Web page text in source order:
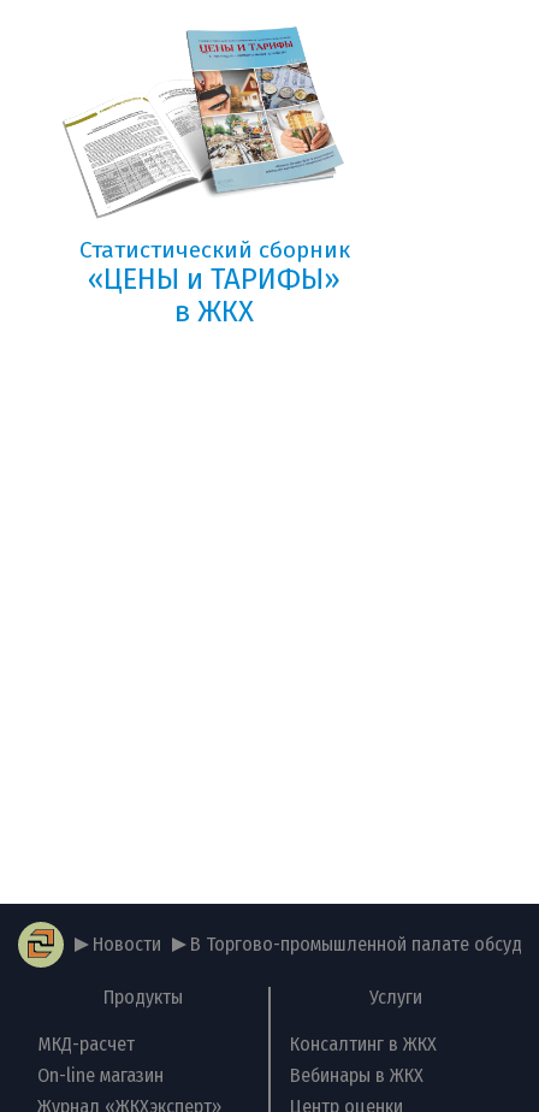
Статистический сборник
«ЦЕНЫ и ТАРИФЫ»
в ЖКХ
Новости В Торгово-промышленной палате
Продукты
МКД-расчет
On-line магазин
Журнал «ЖКХэксперт»
Услуги
Консалтинг в ЖКХ
Вебинары в ЖКХ
Центр оценки